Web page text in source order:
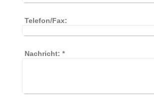
Telefon/Fax:
Nachricht: *